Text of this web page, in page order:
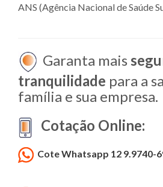
ANS (Agência Nacional de Saúde
Garanta mais
tranquilidade para a
família e sua empresa.
Cotação Online:
Cote Whatsapp 12 9.9740-